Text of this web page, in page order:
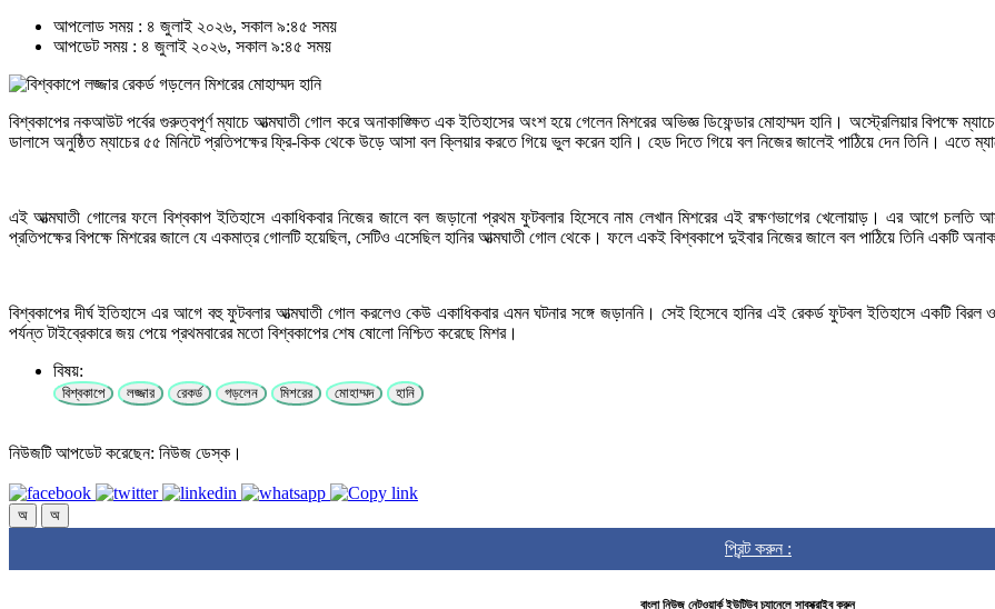
আপলোড সময় : ৪ জুলাই ২০২৬, সকাল ৯:৪৫ সময়
আপডেট সময় : ৪ জুলাই ২০২৬, সকাল ৯:৪৫ সময়
বিশ্বকাপের নকআউট পর্বের গুরুত্বপূর্ণ ম্যাচে আত্মঘাতী গোল করে অনাকাঙ্ক্ষিত এক ইতিহাসের অংশ হয়ে গেলেন মিশরের অভিজ্ঞ ডিফেন্ডার মোহাম্মদ হানি। অস্ট্রেলিয়ার বিপক্ষে
ডালাসে অনুষ্ঠিত ম্যাচের ৫৫ মিনিটে প্রতিপক্ষের ফ্রি-কিক থেকে উড়ে আসা বল ক্লিয়ার করতে গিয়ে ভুল করেন হানি। হেড দিতে গিয়ে বল নিজের জালেই পাঠিয়ে দেন তিনি। এতে
এই আত্মঘাতী গোলের ফলে বিশ্বকাপ ইতিহাসে একাধিকবার নিজের জালে বল জড়ানো প্রথম ফুটবলার হিসেবে নাম লেখান মিশরের এই রক্ষণভাগের খেলোয়াড়। এর আগে চলতি
প্রতিপক্ষের বিপক্ষে মিশরের জালে যে একমাত্র গোলটি হয়েছিল, সেটিও এসেছিল হানির আত্মঘাতী গোল থেকে। ফলে একই বিশ্বকাপে দুইবার নিজের জালে বল পাঠিয়ে তিনি একটি
বিশ্বকাপের দীর্ঘ ইতিহাসে এর আগে বহু ফুটবলার আত্মঘাতী গোল করলেও কেউ একাধিকবার এমন ঘটনার সঙ্গে জড়াননি। সেই হিসেবে হানির এই রেকর্ড ফুটবল ইতিহাসে একটি
পর্যন্ত টাইব্রেকারে জয় পেয়ে প্রথমবারের মতো বিশ্বকাপের শেষ ষোলো নিশ্চিত করেছে মিশর।
বিষয়:
বিশ্বকাপে লজ্জার রেকর্ড গড়লেন মিশরের মোহাম্মদ হানি
নিউজটি আপডেট করেছেন: নিউজ ডেস্ক।
অ অ
প্রিন্ট করুন :
বাংলা নিউজ নেটওয়ার্ক ইউটিউব চ্যানেলে সাবস্ক্রাইব করুন